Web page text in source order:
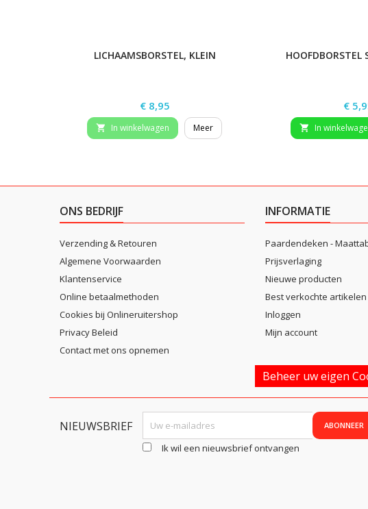
LICHAAMSBORSTEL, KLEIN
Prijs
€ 8,95
 In winkelwagen Meer
HOOFDBORSTEL
Prijs
€
 In
ONS BEDRIJF
Verzending & Retouren
Algemene Voorwaarden
Klantenservice
Online betaalmethoden
Cookies bij Onlineruitershop
Privacy Beleid
Contact met ons opnemen
INFORMATIE
Paardendeken -
Prijsverlaging
Nieuwe producten
Best verkochte artikelen
Inloggen
Mijn account
Beheer uw eigen
NIEUWSBRIEF
Ik wil een nieuwsbrief ontvangen